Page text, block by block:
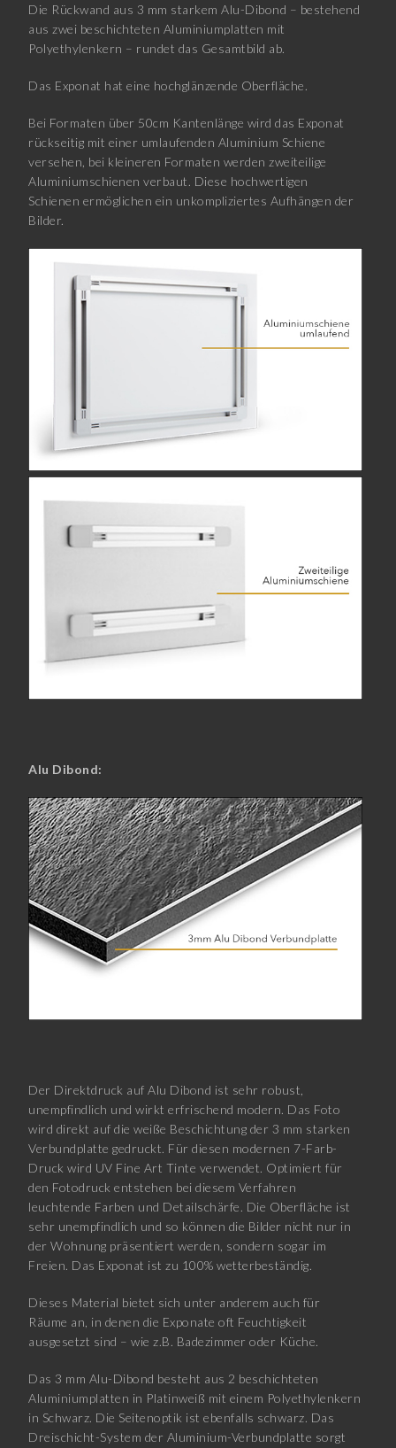
Die Rückwand aus 3 mm starkem Alu-Dibond – bestehend
aus zwei beschichteten Aluminiumplatten mit
Polyethylenkern – rundet das Gesamtbild ab.
Das Exponat hat eine hochglänzende Oberfläche.
Bei Formaten über 50cm Kantenlänge wird das Exponat
rückseitig mit einer umlaufenden Aluminium Schiene
versehen, bei kleineren Formaten werden zweiteilige
Aluminiumschienen verbaut. Diese hochwertigen
Schienen ermöglichen ein unkompliziertes Aufhängen der
Bilder.
Alu Dibond:
Der Direktdruck auf Alu Dibond ist sehr robust,
unempfindlich und wirkt erfrischend modern. Das Foto
wird direkt auf die weiße Beschichtung der 3 mm starken
Verbundplatte gedruckt. Für diesen modernen 7-Farb-
Druck wird UV Fine Art Tinte verwendet. Optimiert für
den Fotodruck entstehen bei diesem Verfahren
leuchtende Farben und Detailschärfe. Die Oberfläche ist
sehr unempfindlich und so können die Bilder nicht nur in
der Wohnung präsentiert werden, sondern sogar im
Freien. Das Exponat ist zu 100% wetterbeständig.
Dieses Material bietet sich unter anderem auch für
Räume an, in denen die Exponate oft Feuchtigkeit
ausgesetzt sind – wie z.B. Badezimmer oder Küche.
Das 3 mm Alu-Dibond besteht aus 2 beschichteten
Aluminiumplatten in Platinweiß mit einem Polyethylenkern
in Schwarz. Die Seitenoptik ist ebenfalls schwarz. Das
Dreischicht-System der Aluminium-Verbundplatte sorgt